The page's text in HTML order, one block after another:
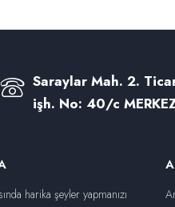
Saraylar Mah. 2.
işh. No: 40/c
harika şeyler yapmanızı